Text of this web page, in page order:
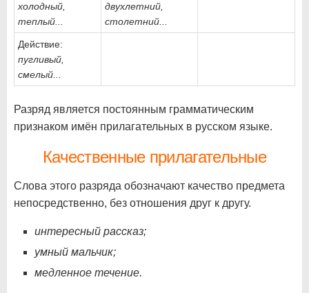
холодный,
теплый...
двухлетний,
столетний...
Действие:
пугливый,
смелый...
Разряд является постоянным грамматическим
признаком имён прилагательных в русском языке.
Качественные прилагательные
Слова этого разряда обозначают качество предмета
непосредственно, без отношения друг к другу.
интересный рассказ;
умный мальчик;
медленное течение.